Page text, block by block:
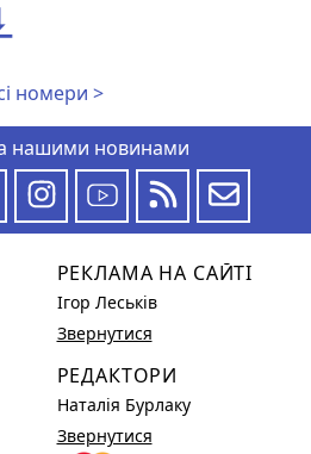
номери >
нашими новинами
РЕКЛАМА НА САЙТІ
Ігор Леськів
Звернутися
РЕДАКТОРИ
Наталія Бурлаку
Звернутися